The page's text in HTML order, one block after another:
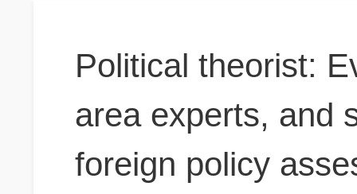
Political theorist:
area experts, and
foreign policy